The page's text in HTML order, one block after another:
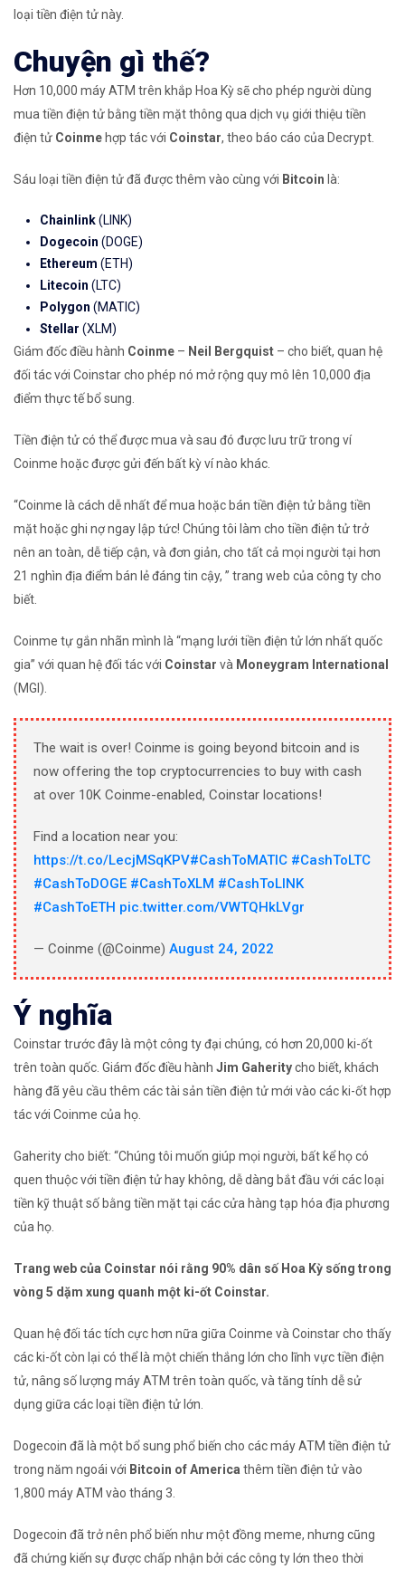
loại tiền điện tử này.
Chuyện gì thế?
Hơn 10,000 máy ATM trên khắp Hoa Kỳ sẽ cho phép người dùng
mua tiền điện tử bằng tiền mặt thông qua dịch vụ giới thiệu tiền
điện tử Coinme hợp tác với Coinstar, theo báo cáo của Decrypt.
Sáu loại tiền điện tử đã được thêm vào cùng với Bitcoin là:
Chainlink(LINK)
Dogecoin (DOGE)
Ethereum (ETH)
Litecoin (LTC)
Polygon (MATIC)
Stellar (XLM)
Giám đốc điều hành Coinme – Neil Bergquist – cho biết, quan hệ
đối tác với Coinstar cho phép nó mở rộng quy mô lên 10,000 địa
điểm thực tế bổ sung.
Tiền điện tử có thể được mua và sau đó được lưu trữ trong ví
Coinme hoặc được gửi đến bất kỳ ví nào khác.
“Coinme là cách dễ nhất để mua hoặc bán tiền điện tử bằng tiền
mặt hoặc ghi nợ ngay lập tức! Chúng tôi làm cho tiền điện tử trở
nên an toàn, dễ tiếp cận, và đơn giản, cho tất cả mọi người tại hơn
21 nghìn địa điểm bán lẻ đáng tin cậy, ” trang web của công ty cho
biết.
Coinme tự gắn nhãn mình là “mạng lưới tiền điện tử lớn nhất quốc
gia” với quan hệ đối tác với Coinstar và Moneygram International
(MGI).
The wait is over! Coinme is going beyond bitcoin and is
now offering the top cryptocurrencies to buy with cash
at over 10K Coinme-enabled, Coinstar locations!
Find a location near you:
https://t.co/LecjMSqKPV#CashToMATIC #CashToLTC
#CashToDOGE #CashToXLM #CashToLINK
#CashToETH pic.twitter.com/VWTQHkLVgr
— Coinme (@Coinme) August 24, 2022
Ý nghĩa
Coinstar trước đây là một công ty đại chúng, có hơn 20,000 ki-ốt
trên toàn quốc. Giám đốc điều hành Jim Gaheritycho biết, khách
hàng đã yêu cầu thêm các tài sản tiền điện tử mới vào các ki-ốt hợp
tác với Coinme của họ.
Gaherity cho biết: “Chúng tôi muốn giúp mọi người, bất kể họ có
quen thuộc với tiền điện tử hay không, dễ dàng bắt đầu với các loại
tiền kỹ thuật số bằng tiền mặt tại các cửa hàng tạp hóa địa phương
của họ.
Trang web của Coinstar nói rằng 90% dân số Hoa Kỳ sống trong
vòng 5 dặm xung quanh một ki-ốt Coinstar.
Quan hệ đối tác tích cực hơn nữa giữa Coinme và Coinstar cho thấy
các ki-ốt còn lại có thể là một chiến thắng lớn cho lĩnh vực tiền điện
tử, nâng số lượng máy ATM trên toàn quốc, và tăng tính dễ sử
dụng giữa các loại tiền điện tử lớn.
Dogecoin đã là một bổ sung phổ biến cho các máy ATM tiền điện tử
trong năm ngoái với Bitcoin of America thêm tiền điện tử vào
1,800 máy ATM vào tháng 3.
Dogecoin đã trở nên phổ biến như một đồng meme, nhưng cũng
đã chứng kiến ​​sự được chấp nhận bởi các công ty lớn theo thời